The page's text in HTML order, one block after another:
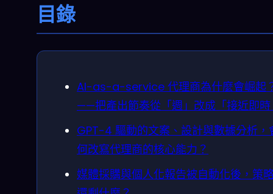
目錄
AI-as-a-service 代理商為什麼會崛起
——把產出節奏從「週」改成「接近即時
GPT-4 驅動的文案、設計與數據分析，
何改寫代理商的核心能力？
媒體採購與個人化報告被自動化後，策